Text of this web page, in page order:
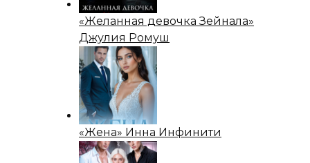
«Желанная девочка Зейнала»
Джулия Ромуш
«Жена» Инна Инфинити